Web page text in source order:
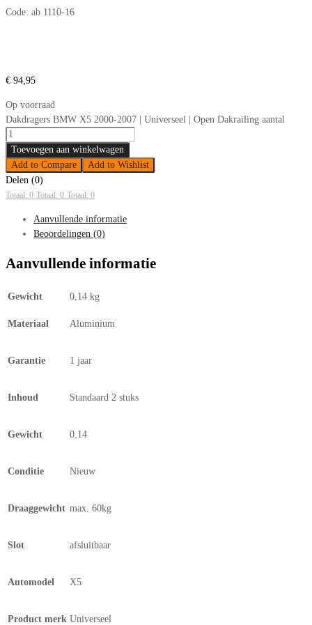
Code: ab 1110-16
€ 94,95
Op voorraad
Dakdragers BMW X5 2000-2007 | Universeel | Open Dakrailing aantal
Toevoegen aan winkelwagen
Add to Compare
Add to Wishlist
Delen (0)
Totaal: 0 Totaal: 0 Totaal: 0
Aanvullende informatie
Beoordelingen (0)
Aanvullende informatie
Gewicht 0,14 kg
Materiaal Aluminium
Garantie 1 jaar
Inhoud Standaard 2 stuks
Gewicht 0.14
Conditie Nieuw
Draaggewicht max. 60kg
Slot afsluitbaar
Automodel X5
Product merk Universeel